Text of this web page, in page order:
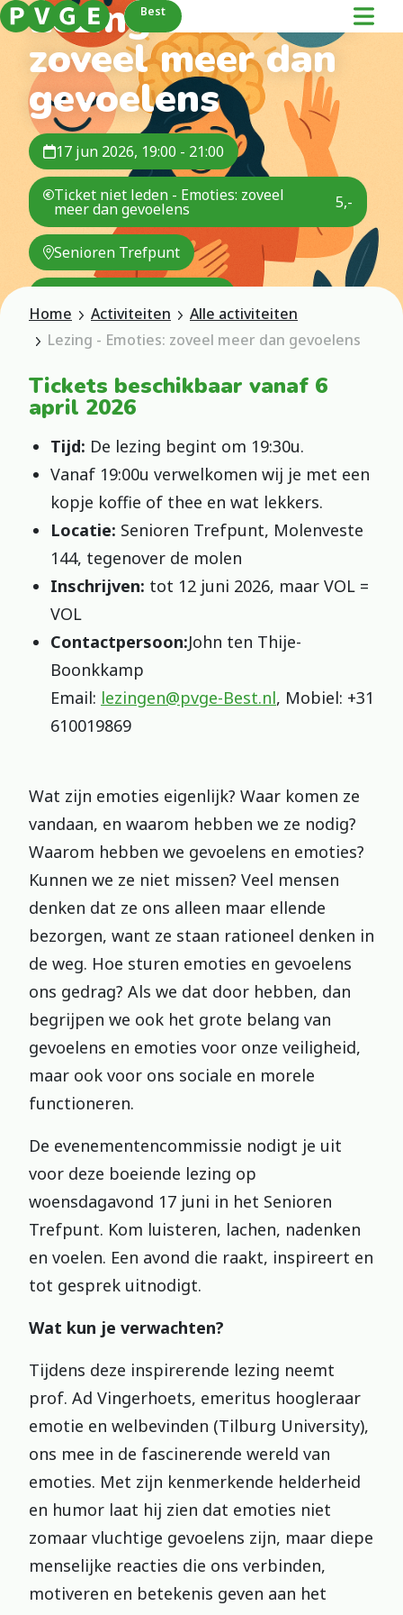
Best
Lezing - Emoties:
zoveel meer dan
gevoelens
17 jun 2026, 19:00 - 21:00
Ticket niet leden - Emoties: zoveel
meer dan gevoelens 5,-
Senioren Trefpunt
Home
Activiteiten
Alle activiteiten
Lezing - Emoties: zoveel meer dan gevoelens
Tickets beschikbaar vanaf 6
april 2026
Tijd: De lezing begint om 19:30u.
Vanaf 19:00u verwelkomen wij je met een
kopje koffie of thee en wat lekkers.
Locatie: Senioren Trefpunt, Molenveste
144, tegenover de molen
Inschrijven: tot 12 juni 2026, maar VOL =
VOL
Contactpersoon:John ten Thije-
Boonkkamp
Email: lezingen@pvge-Best.nl, Mobiel: +31
610019869
Wat zijn emoties eigenlijk? Waar komen ze
vandaan, en waarom hebben we ze nodig?
Waarom hebben we gevoelens en emoties?
Kunnen we ze niet missen? Veel mensen
denken dat ze ons alleen maar ellende
bezorgen, want ze staan rationeel denken in
de weg. Hoe sturen emoties en gevoelens
ons gedrag? Als we dat door hebben, dan
begrijpen we ook het grote belang van
gevoelens en emoties voor onze veiligheid,
maar ook voor ons sociale en morele
functioneren.
De evenementencommissie nodigt je uit
voor deze boeiende lezing op
woensdagavond 17 juni in het Senioren
Trefpunt. Kom luisteren, lachen, nadenken
en voelen. Een avond die raakt, inspireert en
tot gesprek uitnodigt.
Wat kun je verwachten?
Tijdens deze inspirerende lezing neemt
prof. Ad Vingerhoets, emeritus hoogleraar
emotie en welbevinden (Tilburg University),
ons mee in de fascinerende wereld van
emoties. Met zijn kenmerkende helderheid
en humor laat hij zien dat emoties niet
zomaar vluchtige gevoelens zijn, maar diepe
menselijke reacties die ons verbinden,
motiveren en betekenis geven aan het